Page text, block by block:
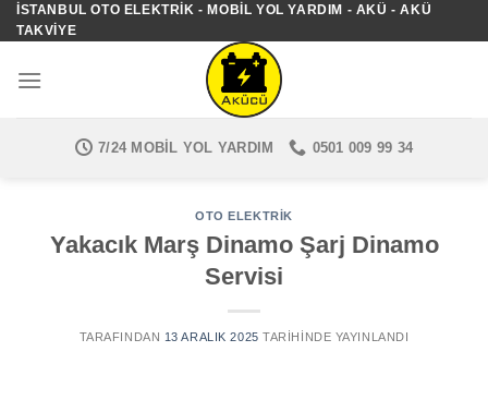
İçeriğe
atla
İSTANBUL OTO ELEKTRIK - MOBIL YOL YARDIM - AKÜ - AKÜ
TAKVIYE
7/24 MOBIL YOL YARDIM 0501 009 99 34
OTO ELEKTRIK
Yakacık Marş Dinamo Şarj Dinamo
Servisi
TARAFINDAN 13 ARALIK 2025 TARIHINDE YAYINLANDI